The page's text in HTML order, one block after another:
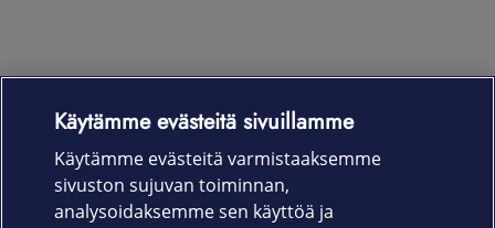
Laitteet & liittymät
Palvelut
Käytämme evästeitä sivuillamme
Käytämme evästeitä varmistaaksemme
sivuston sujuvan toiminnan,
analysoidaksemme sen käyttöä ja